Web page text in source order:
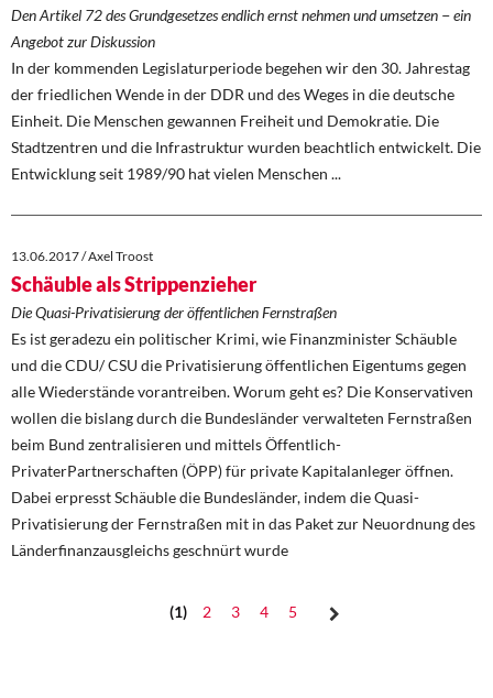
Den Artikel 72 des Grundgesetzes endlich ernst nehmen und umsetzen − ein
Angebot zur Diskussion
In der kommenden Legislaturperiode begehen wir den 30. Jahrestag
der friedlichen Wende in der DDR und des Weges in die deutsche
Einheit. Die Menschen gewannen Freiheit und Demokratie. Die
Stadtzentren und die Infrastruktur wurden beachtlich entwickelt. Die
Entwicklung seit 1989/90 hat vielen Menschen ...
13.06.2017 / Axel Troost
Schäuble als Strippenzieher
Die Quasi-Privatisierung der öffentlichen Fernstraßen
Es ist geradezu ein politischer Krimi, wie Finanzminister Schäuble
und die CDU/ CSU die Privatisierung öffentlichen Eigentums gegen
alle Wiederstände vorantreiben. Worum geht es? Die Konservativen
wollen die bislang durch die Bundesländer verwalteten Fernstraßen
beim Bund zentralisieren und mittels Öffentlich-
PrivaterPartnerschaften (ÖPP) für private Kapitalanleger öffnen.
Dabei erpresst Schäuble die Bundesländer, indem die Quasi-
Privatisierung der Fernstraßen mit in das Paket zur Neuordnung des
Länderfinanzausgleichs geschnürt wurde
1 2 3 4 5